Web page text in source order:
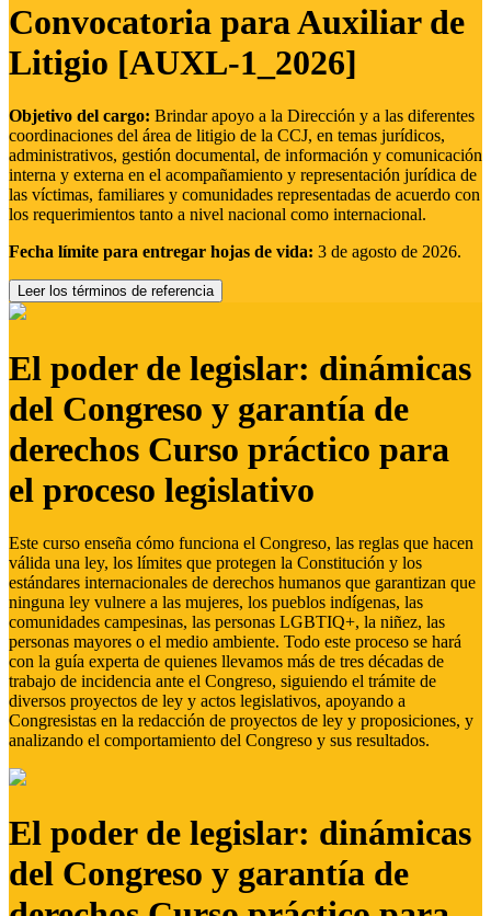
Convocatoria para Auxiliar de
Litigio [AUXL-1_2026]
Objetivo del cargo: Brindar apoyo a la Dirección y a las diferentes
coordinaciones del área de litigio de la CCJ, en temas jurídicos,
administrativos, gestión documental, de información y comunicación
interna y externa en el acompañamiento y representación jurídica de
las víctimas, familiares y comunidades representadas de acuerdo con
los requerimientos tanto a nivel nacional como internacional.
Fecha límite para entregar hojas de vida: 3 de agosto de 2026.
Leer los términos de referencia
El poder de legislar: dinámicas
del Congreso y garantía de
derechos Curso práctico para
el proceso legislativo
Este curso enseña cómo funciona el Congreso, las reglas que hacen
válida una ley, los límites que protegen la Constitución y los
estándares internacionales de derechos humanos que garantizan que
ninguna ley vulnere a las mujeres, los pueblos indígenas, las
comunidades campesinas, las personas LGBTIQ+, la niñez, las
personas mayores o el medio ambiente. Todo este proceso se hará
con la guía experta de quienes llevamos más de tres décadas de
trabajo de incidencia ante el Congreso, siguiendo el trámite de
diversos proyectos de ley y actos legislativos, apoyando a
Congresistas en la redacción de proyectos de ley y proposiciones, y
analizando el comportamiento del Congreso y sus resultados.
El poder de legislar: dinámicas
del Congreso y garantía de